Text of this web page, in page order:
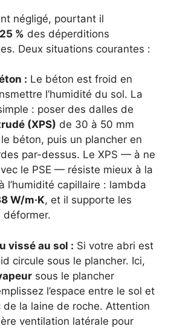
négligé, pourtant il
% des déperditions
Deux situations courantes :
: Le béton est froid en
l’humidité du sol. La
: poser des dalles de
(XPS) de 30 à 50 mm
béton, puis un plancher en
par-dessus. Le XPS — à ne
le PSE — résiste mieux à la
l’humidité capillaire : lambda
W/m·K, et il supporte les
déformer.
vissé au sol : Si votre abri est
circule sous le plancher. Ici,
sous le plancher
l’espace entre le sol et
de la laine de roche. Attention
ventilation latérale pour